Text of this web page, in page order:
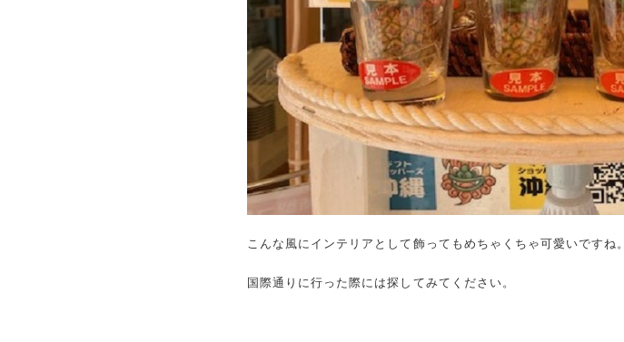
こんな風にインテリアとして飾ってもめちゃくちゃ可愛いですね。
国際通りに行った際には探してみてください。